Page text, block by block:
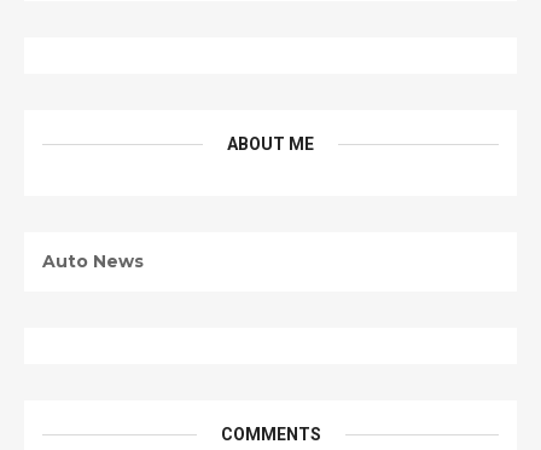
ABOUT ME
Auto News
COMMENTS